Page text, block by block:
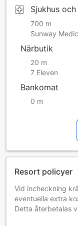
Sjukhus
700 m
Sunway
Närbutik
20 m
7 Eleven
Bankomat
0 m
Resort policyer
Vid incheckning
eventuella extra
Detta återbetalas